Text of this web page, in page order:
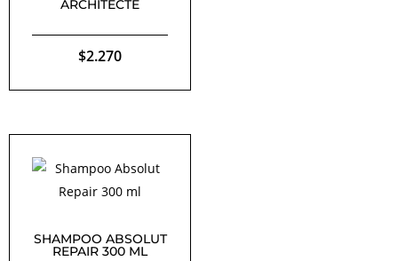
ARCHITECTE
$2.270
SHAMPOO ABSOLUT
REPAIR 300 ML